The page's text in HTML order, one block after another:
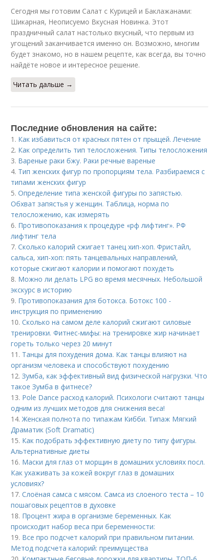
Вкусный салат
Сегодня мы готовим Салат с Курицей и Баклажанами:
Шикарная, Неописуемо Вкусная Новинка. Этот
праздничный салат настолько вкусный, что первым из
угощений заканчивается именно он. Возможно, многим
будет знакомо, но в нашем рецепте, как всегда, вы точно
найдёте новое и интересное решение.
Читать дальше →
Последние обновления на сайте:
1. Как избавиться от красных пятен от прыщей. Лечение
2. Как определить тип телосложения. Типы телосложения
3. Вареные раки бжу. Раки речные вареные
4. Тип женских фигур по пропорциям тела. Разбираемся с
типами женских фигур
5.Определение типа женской фигуры по запястью.
Обхват запястья у женщин. Таблица, норма по
телосложению, как измерять
6. Противопоказания к процедуре «рф лифтинг». РФ
лифтинг тела
7.Сколько калорий сжигает танец хип-хоп. Фристайл,
сальса, хип-хоп: пять танцевальных направлений,
которые сжигают калории и помогают похудеть
8. Можно ли делать LPG во время месячных. Небольшой
экскурс в историю
9. Противопоказания для ботокса. Ботокс 100 -
инструкция по применению
10.Сколько на самом деле калорий сжигают силовые
тренировки. Фитнес-мифы: на тренировке жир начинает
гореть только через 20 минут
11. Танцы для похудения дома. Как танцы влияют на
организм человека и способствуют похудению
12.Зумба, как эффективный вид физической нагрузки. Что
такое Зумба в фитнесе?
13. Pole Dance расход калорий. Психологи считают танцы
одним из лучших методов для снижения веса!
14.Женская полнота по типажам Кибби. Типаж Мягкий
Драматик (Soft Dramatic)
15. Как подобрать эффективную диету по типу фигуры.
Альтернативные диеты
16. Маски для глаз от морщин в домашних условиях посл.
Как ухаживать за кожей вокруг глаз в домашних
условиях?
17.Слоёная самса с мясом. Самса из слоеного теста – 10
пошаговых рецептов в духовке
18. Процент жира в организме беременных. Как
происходит набор веса при беременности:
19. Все про подсчет калорий при правильном питании.
Метод подсчета калорий: преимущества